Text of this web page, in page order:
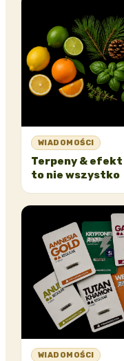
WIADOMOŚCI
Terpeny &
to nie wszystko
WIADOMOŚCI